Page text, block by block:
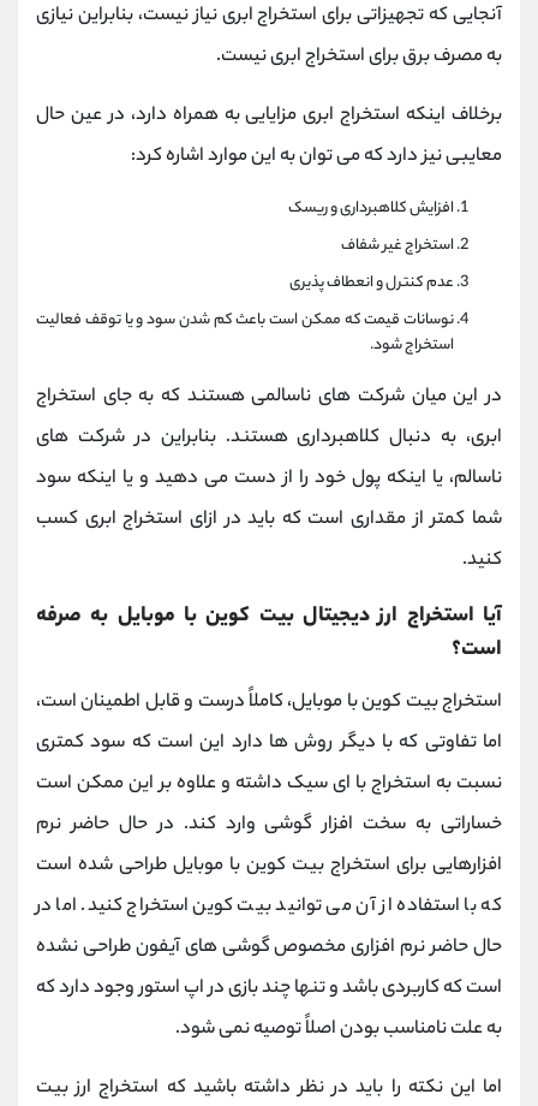
آنجایی که تجهیزاتی برای استخراج ابری نیاز نیست، بنابراین نیازی
به مصرف برق برای استخراج ابری نیست.
برخلاف اینکه استخراج ابری مزایایی به همراه دارد، در عین حال
معایبی نیز دارد که می توان به این موارد اشاره کرد:
افزایش کلاهبرداری و ریسک
استخراج غیر شفاف
عدم کنترل و انعطاف پذیری
نوسانات قیمت که ممکن است باعث کم شدن سود و یا توقف فعالیت
استخراج شود.
در این میان شرکت های ناسالمی هستند که به جای استخراج
ابری، به دنبال کلاهبرداری هستند. بنابراین در شرکت های
ناسالم، یا اینکه پول خود را از دست می دهید و یا اینکه سود
شما کمتر از مقداری است که باید در ازای استخراج ابری کسب
کنید.
آیا استخراج ارز دیجیتال بیت کوین با موبایل به صرفه
است؟
استخراج بیت کوین با موبایل، کاملاً درست و قابل اطمینان است،
اما تفاوتی که با دیگر روش ها دارد این است که سود کمتری
نسبت به استخراج با ای سیک داشته و علاوه بر این ممکن است
خساراتی به سخت افزار گوشی وارد کند. در حال حاضر نرم
افزارهایی برای استخراج بیت کوین با موبایل طراحی شده است
که با استفاده از آن می توانید بیت کوین استخراج کنید. اما در
حال حاضر نرم افزاری مخصوص گوشی های آیفون طراحی نشده
است که کاربردی باشد و تنها چند بازی در اپ استور وجود دارد که
به علت نامناسب بودن اصلاً توصیه نمی شود.
اما این نکته را باید در نظر داشته باشید که استخراج ارز بیت